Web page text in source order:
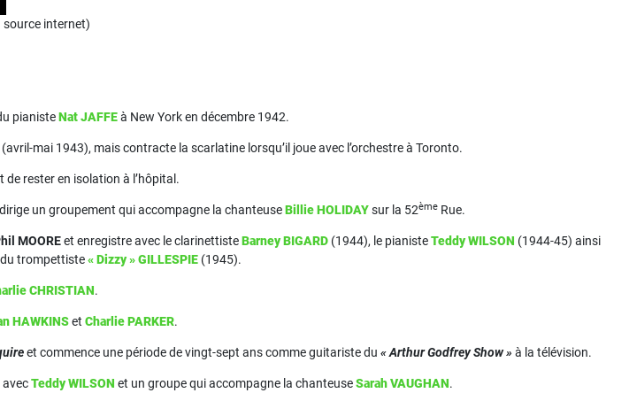
source internet)
pianisteNat JAFFEà New York en décembre 1942.
(avril-mai 1943), mais contracte la scarlatine lorsqu’il joue avec l’orchestre à Toronto.
rester en isolation à l’hôpital.
un groupement qui accompagne la chanteuseBillie HOLIDAYsur la 52ème Rue.
MOOREet enregistre avec le clarinettisteBarney BIGARD (1944), le pianisteTeddy WILSON (1944-45) ainsi
trompettiste« Dizzy » GILLESPIE (1945).
CHRISTIAN.
HAWKINSet Charlie PARKER.
et commence une période de vingt-sept ans comme guitariste du « Arthur Godfrey Show » à la télévision.
avecTeddy WILSON et un groupe qui accompagne la chanteuseSarah VAUGHAN.